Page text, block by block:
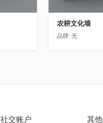
农耕文化墙
品牌: 无
社交账户 其他